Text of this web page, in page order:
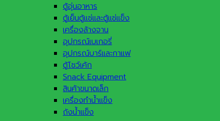
ตู้อุ่นอาหาร
ตู้เย็นตู้แช่และตู้แช่แข็ง
เครื่องล้างจาน
อุปกรณ์เบเกอรี่
อุปกรณ์บาร์และกาแฟ
ตู้โชว์เค้ก
Snack Equipment
สินค้าขนาดเล็ก
เครื่องทำน้ำแข็ง
ถังน้ำแข็ง